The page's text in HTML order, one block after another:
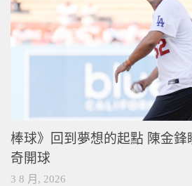
棒球》回到夢想的起點 陳金鋒
奇開球
3 8 月, 2026